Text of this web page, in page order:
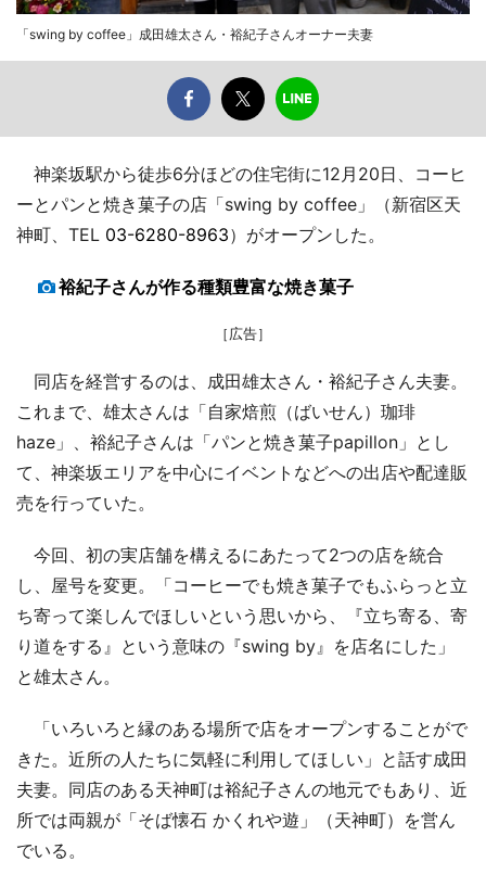
「swing by coffee」成田雄太さん・裕紀子さんオーナー夫妻
神楽坂駅から徒歩6分ほどの住宅街に12月20日、コーヒ
ーとパンと焼き菓子の店「swing by coffee」（新宿区天
神町、TEL 03-6280-8963）がオープンした。
裕紀子さんが作る種類豊富な焼き菓子
［広告］
同店を経営するのは、成田雄太さん・裕紀子さん夫妻。
これまで、雄太さんは「自家焙煎（ばいせん）珈琲
haze」、裕紀子さんは「パンと焼き菓子papillon」とし
て、神楽坂エリアを中心にイベントなどへの出店や配達販
売を行っていた。
今回、初の実店舗を構えるにあたって2つの店を統合
し、屋号を変更。「コーヒーでも焼き菓子でもふらっと立
ち寄って楽しんでほしいという思いから、『立ち寄る、寄
り道をする』という意味の『swing by』を店名にした」
と雄太さん。
「いろいろと縁のある場所で店をオープンすることがで
きた。近所の人たちに気軽に利用してほしい」と話す成田
夫妻。同店のある天神町は裕紀子さんの地元でもあり、近
所では両親が「そば懐石 かくれや遊」（天神町）を営ん
でいる。